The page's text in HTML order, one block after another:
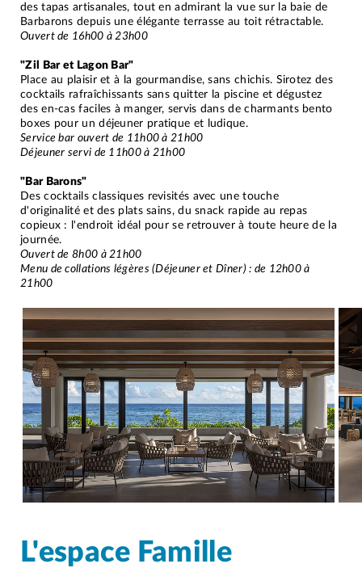
des tapas artisanales, tout en admirant la vue sur la baie de
Barbarons depuis une élégante terrasse au toit rétractable.
Ouvert de 16h00 à 23h00
"Zil Bar et Lagon Bar"
Place au plaisir et à la gourmandise, sans chichis. Sirotez des
cocktails rafraîchissants sans quitter la piscine et dégustez
des en-cas faciles à manger, servis dans de charmants bento
boxes pour un déjeuner pratique et ludique.
Service bar ouvert de 11h00 à 21h00
Déjeuner servi de 11h00 à 21h00
"Bar Barons​"
Des cocktails classiques revisités avec une touche
d'originalité et des plats sains, du snack rapide au repas
copieux : l'endroit idéal pour se retrouver à toute heure de la
journée.
Ouvert de 8h00 à 21h00
Menu de collations légères (Déjeuner et Dîner) : de 12h00 à
21h00
L'espace Famille